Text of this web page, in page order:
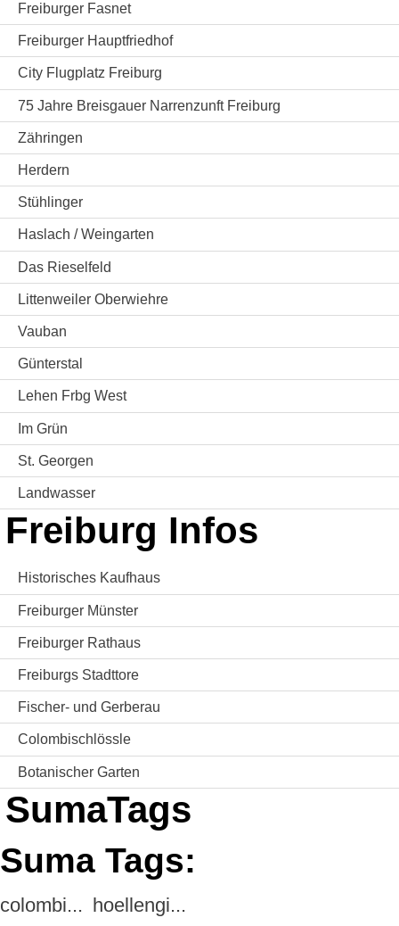
Freiburger Fasnet
Freiburger Hauptfriedhof
City Flugplatz Freiburg
75 Jahre Breisgauer Narrenzunft Freiburg
Zähringen
Herdern
Stühlinger
Haslach / Weingarten
Das Rieselfeld
Littenweiler Oberwiehre
Vauban
Günterstal
Lehen Frbg West
Im Grün
St. Georgen
Landwasser
Freiburg Infos
Historisches Kaufhaus
Freiburger Münster
Freiburger Rathaus
Freiburgs Stadttore
Fischer- und Gerberau
Colombischlössle
Botanischer Garten
SumaTags
Suma Tags:
colombi... hoellengi...